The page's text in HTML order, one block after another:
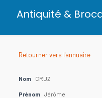
Antiquité &
Retourner vers l'annuaire
Nom CRUZ
Prénom Jérôme